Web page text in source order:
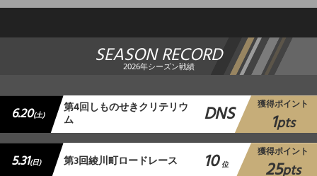
SEASON RECORD
2026年シーズン戦績
6.20(土) 第4回しものせきクリテリウ
ム DNS 獲得ポイント
1pts
5.31(日) 第3回綾川町ロードレース 10 位
獲得ポイント
25pts